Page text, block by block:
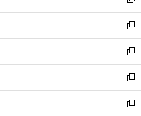
開
く
ウ
で
開
く
ン
ド
ウ
で
開
く
ウ
ィ
ン
ド
ウ
で
開
く
し
い
ウ
ィ
ン
ド
ウ
で
新
し
い
ウ
ィ
ン
ド
新
し
い
ウ
ィ
新
し
い
新